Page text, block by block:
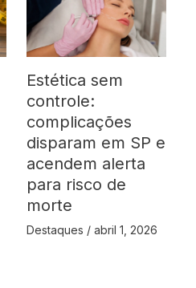
Estética sem
controle:
complicações
disparam em SP e
acendem alerta
para risco de
morte
Destaques /abril 1, 2026